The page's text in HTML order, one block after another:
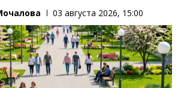
03 августа 2026, 15:00